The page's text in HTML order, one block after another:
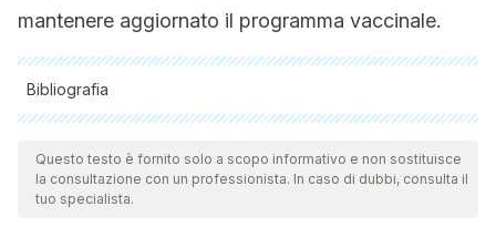
mantenere aggiornato il programma vaccinale.
Bibliografia
Tutte le fonti citate sono state esaminate a fondo dal nostro
team per garantirne la qualità, l'affidabilità, l'attualità e la
validità. La bibliografia di questo articolo è stata considerata
Questo testo è fornito solo a scopo informativo e non sostituisce
la consultazione con un professionista. In caso di dubbi, consulta il
tuo specialista.